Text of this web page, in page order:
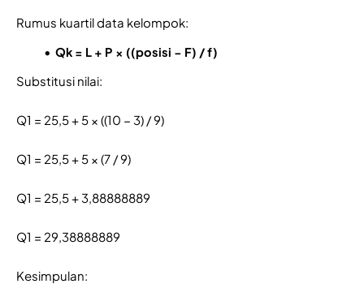
Rumus kuartil data kelompok:
Qk = L + P × ((posisi − F) / f)
Substitusi nilai:
Q1 = 25,5 + 5 × ((10 − 3) / 9)
Q1 = 25,5 + 5 × (7 / 9)
Q1 = 25,5 + 3,88888889
Q1 = 29,38888889
Kesimpulan: